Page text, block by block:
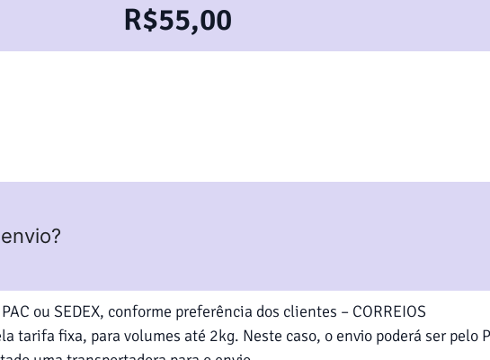
R$55,00
ou SEDEX, conforme preferência dos clientes – CORREIOS
tarifa fixa, para volumes até 2kg. Neste caso, o envio poderá ser pelo